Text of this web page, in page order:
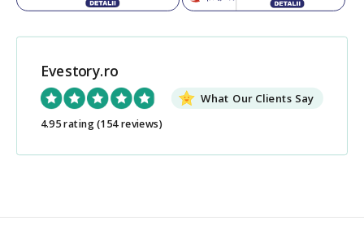
Evestory.ro
What Our Clients Say
4.95 rating(154 reviews)